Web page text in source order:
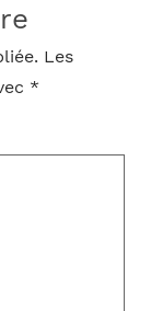
Les
*